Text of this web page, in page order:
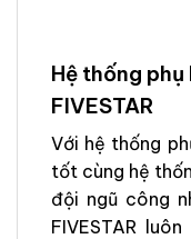
Hệ thống
FIVESTAR
Với hệ thống
tốt cùng hệ
đội ngũ công
FIVESTAR